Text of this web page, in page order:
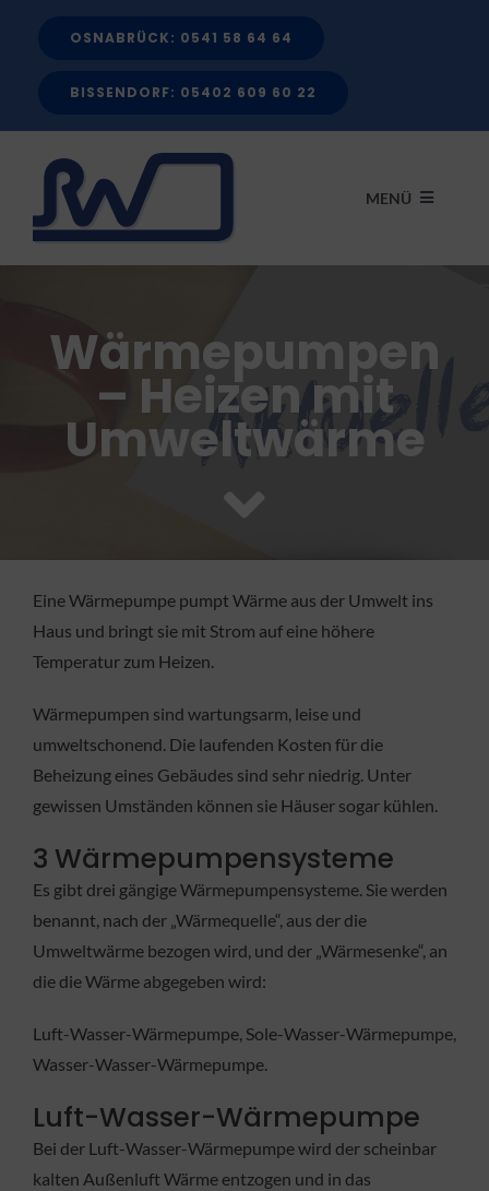
OSNABRÜCK: 0541 58 64 64
BISSENDORF: 05402 609 60 22
MENÜ
LEISTUNGEN
FÖRDERMITTEL
FACHBETRIEB
KONTAKT
Wärmepumpen
– Heizen mit
Umweltwärme
Eine Wärmepumpe pumpt Wärme aus der Umwelt ins
Haus und bringt sie mit Strom auf eine höhere
Temperatur zum Heizen.
Wärmepumpen sind wartungsarm, leise und
umweltschonend. Die laufenden Kosten für die
Beheizung eines Gebäudes sind sehr niedrig. Unter
gewissen Umständen können sie Häuser sogar kühlen.
3 Wärmepumpensysteme
Es gibt drei gängige Wärmepumpensysteme. Sie werden
benannt, nach der „Wärmequelle“, aus der die
Umweltwärme bezogen wird, und der „Wärmesenke“, an
die die Wärme abgegeben wird:
Luft-Wasser-Wärmepumpe, Sole-Wasser-Wärmepumpe,
Wasser-Wasser-Wärmepumpe.
Luft-Wasser-Wärmepumpe
Bei der Luft-Wasser-Wärmepumpe wird der scheinbar
kalten Außenluft Wärme entzogen und in das